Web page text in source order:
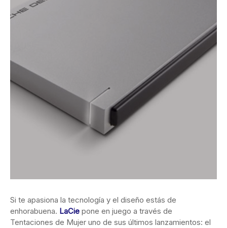
Si te apasiona la tecnología y el diseño estás de
enhorabuena. LaCie pone en juego a través de
Tentaciones de Mujer uno de sus últimos lanzamientos: el